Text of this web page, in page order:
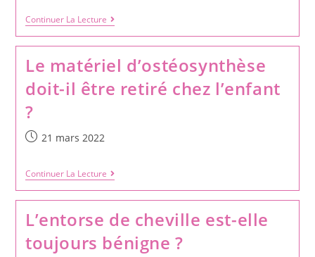
Continuer La Lecture
Le matériel d’ostéosynthèse
doit-il être retiré chez l’enfant
?
21 mars 2022
Continuer La Lecture
L’entorse de cheville est-elle
toujours bénigne ?